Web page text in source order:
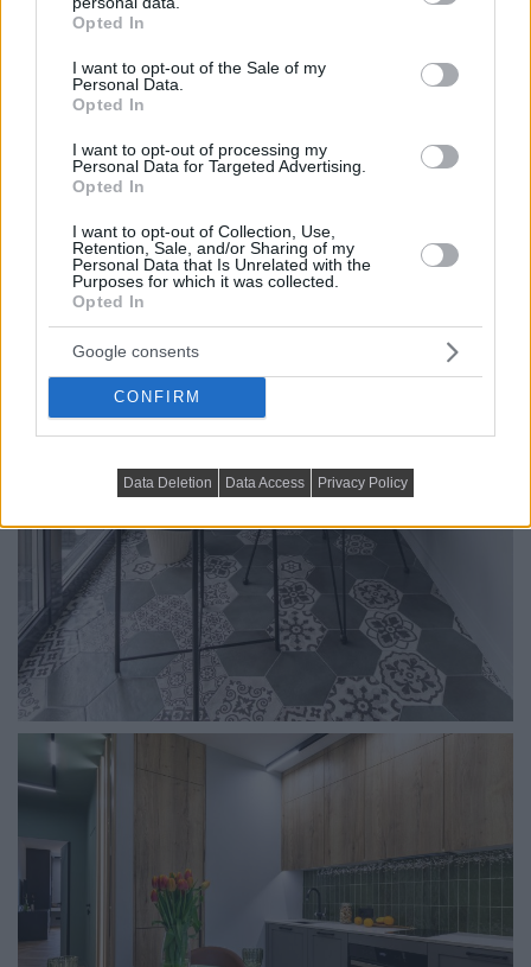
grant or deny consent to Google and its third-party tags to
use your data for below specified purposes in below Google
consent section.
Opted In
I want to opt-out of the Sale of my
Personal Data.
Opted In
I want to opt-out of processing my
Personal Data for Targeted Advertising.
Opted In
I want to opt-out of Collection, Use,
Retention, Sale, and/or Sharing of my
Personal Data that Is Unrelated with the
Purposes for which it was collected.
Opted In
Google consents
CONFIRM
Data Deletion Data Access Privacy Policy